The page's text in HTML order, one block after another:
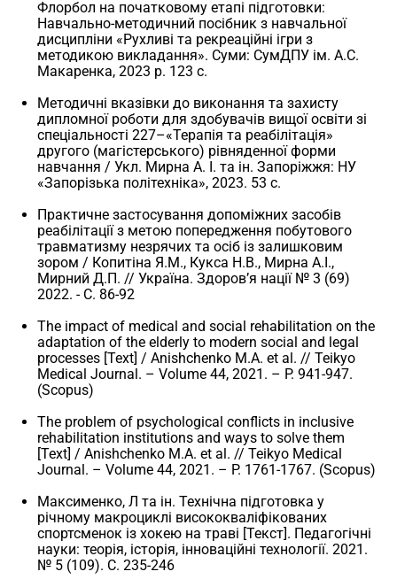
Флорбол на початковому етапі підготовки:
Навчально-методичний посібник з навчальної
дисципліни «Рухливі та рекреаційні ігри з
методикою викладання». Суми: СумДПУ ім. А.С.
Макаренка, 2023 р. 123 с.
Методичні вказівки до виконання та захисту
дипломної роботи для здобувачів вищої освіти зі
спеціальності 227–«Терапія та реабілітація»
другого (магістерського) рівняденної форми
навчання / Укл. Мирна А. І. та ін. Запоріжжя: НУ
«Запорізька політехніка», 2023. 53 с.
Практичне застосування допоміжних засобів
реабілітації з метою попередження побутового
травматизму незрячих та осіб із залишковим
зором / Копитіна Я.М., Кукса Н.В., Мирна А.І.,
Мирний Д.П. // Україна. Здоров’я нації № 3 (69)
2022. - С. 86-92
The impact of medical and social rehabilitation on the
adaptation of the elderly to modern social and legal
processes [Text] / Anishchenko M.A. et al. // Teikyo
Medical Journal. – Volume 44, 2021. – P. 941-947.
(Scopus)
The problem of psychological conflicts in inclusive
rehabilitation institutions and ways to solve them
[Text] / Anishchenko M.A. et al. // Teikyo Medical
Journal. – Volume 44, 2021. – P. 1761-1767. (Scopus)
Максименко, Л та ін. Технічна підготовка у
річному макроциклі висококваліфікованих
спортсменок із хокею на траві [Текст]. Педагогічні
науки: теорія, історія, інноваційні технології. 2021.
№ 5 (109). С. 235-246